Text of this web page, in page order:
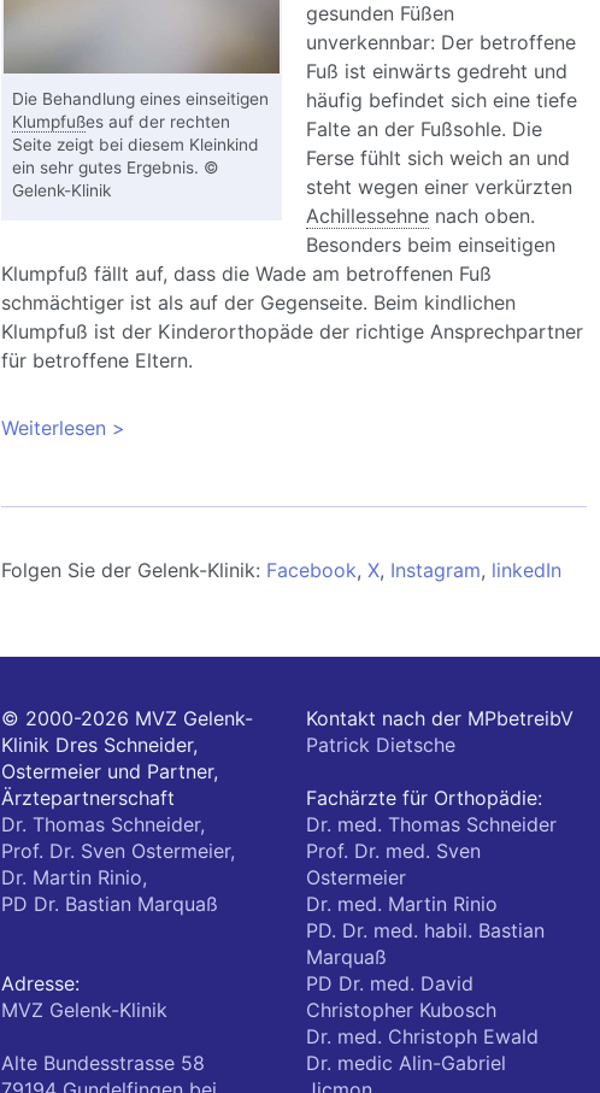
Die Behandlung eines einseitigen
Klumpfußes auf der rechten
Seite zeigt bei diesem Kleinkind
ein sehr gutes Ergebnis. ©
Gelenk-Klinik
gesunden Füßen
unverkennbar: Der betroffene
Fuß ist einwärts gedreht und
häufig befindet sich eine tiefe
Falte an der Fußsohle. Die
Ferse fühlt sich weich an und
steht wegen einer verkürzten
Achillessehnenach oben.
Besonders beim einseitigen
Klumpfuß fällt auf, dass die Wade am betroffenen Fuß
schmächtiger ist als auf der Gegenseite. Beim kindlichen
Klumpfuß ist der Kinderorthopäde der richtige Ansprechpartner
für betroffene Eltern.
Weiterlesen über Klumpfuß bei Neugeborenen: Diagnose und
Folgen Sie der Gelenk-Klinik: Facebook, X, Instagram, linkedIn
© 2000-2026 MVZ Gelenk-
Klinik Dres Schneider,
Ostermeier und Partner,
Ärztepartnerschaft
Dr. Thomas Schneider,
Prof. Dr. Sven Ostermeier,
Dr. Martin Rinio,
PD Dr. Bastian Marquaß
Adresse:
MVZ Gelenk-Klinik
Alte Bundesstrasse 58
Kontakt nach der MPbetreibV
Patrick Dietsche
Fachärzte für Orthopädie:
Dr. med. Thomas Schneider
Prof. Dr. med. Sven
Ostermeier
Dr. med. Martin Rinio
PD. Dr. med. habil. Bastian
Marquaß
PD Dr. med. David
Christopher Kubosch
Dr. med. Christoph Ewald
Dr. medic Alin-Gabriel